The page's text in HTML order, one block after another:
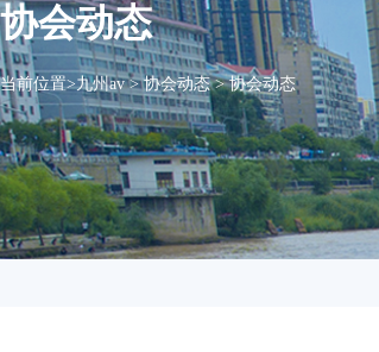
协会动态
当前位置>九州av>协会动态>协会动态